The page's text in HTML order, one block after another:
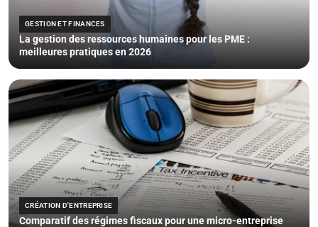
GESTION ET FINANCES
La gestion des ressources humaines pour les PME :
meilleures pratiques en 2026
CRÉATION D'ENTREPRISE
Comparatif des régimes fiscaux pour une micro-entreprise